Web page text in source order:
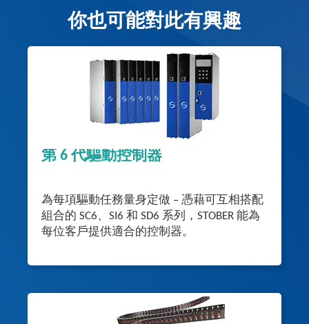
你也可能對此有興趣
第 6 代驅動控制器
為每項驅動任務量身定做 – 憑藉可互相搭配
組合的 SC6、SI6 和 SD6 系列，STOBER 能為
每位客戶提供適合的控制器。